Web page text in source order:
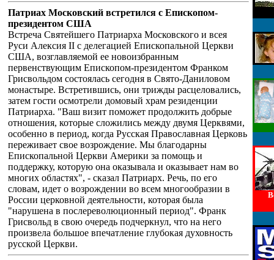
Патриах Московский встретился с Епископом-
президентом США
Встреча Святейшего Патриарха Московского и всея
Руси Алексия II с делегацией Епископальной Церкви
США, возглавляемой ее новоизбранным
первенствующим Епископом-президентом Франком
Грисвольдом состоялась сегодня в Свято-Даниловом
монастыре. Встретившись, они трижды расцеловались,
затем гости осмотрели домовый храм резиденции
Патриарха. "Ваш визит поможет продолжить добрые
отношения, которые сложились между двумя Церквями,
особенно в период, когда Русская Православная Церковь
переживает свое возрождение. Мы благодарны
Епископальной Церкви Америки за помощь и
поддержку, которую она оказывала и оказывает нам во
многих областях", - сказал Патриарх. Речь, по его
словам, идет о возрождении во всем многообразии в
России церковной деятельности, которая была
"нарушена в послереволюционный период". Франк
Грисвольд в свою очередь подчеркнул, что на него
произвела большое впечатление глубокая духовность
русской Церкви.